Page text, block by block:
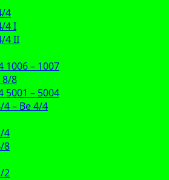
4
4 I
4 II
1006 – 1007
8/8
5001 – 5004
4 – Be 4/4
4
8
2